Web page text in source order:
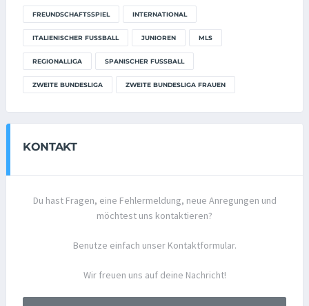
FREUNDSCHAFTSSPIEL INTERNATIONAL
ITALIENISCHER FUSSBALL JUNIOREN MLS
REGIONALLIGA SPANISCHER FUSSBALL
ZWEITE BUNDESLIGA ZWEITE BUNDESLIGA FRAUEN
KONTAKT
Du hast Fragen, eine Fehlermeldung, neue Anregungen und
möchtest uns kontaktieren?
Benutze einfach unser Kontaktformular.
Wir freuen uns auf deine Nachricht!